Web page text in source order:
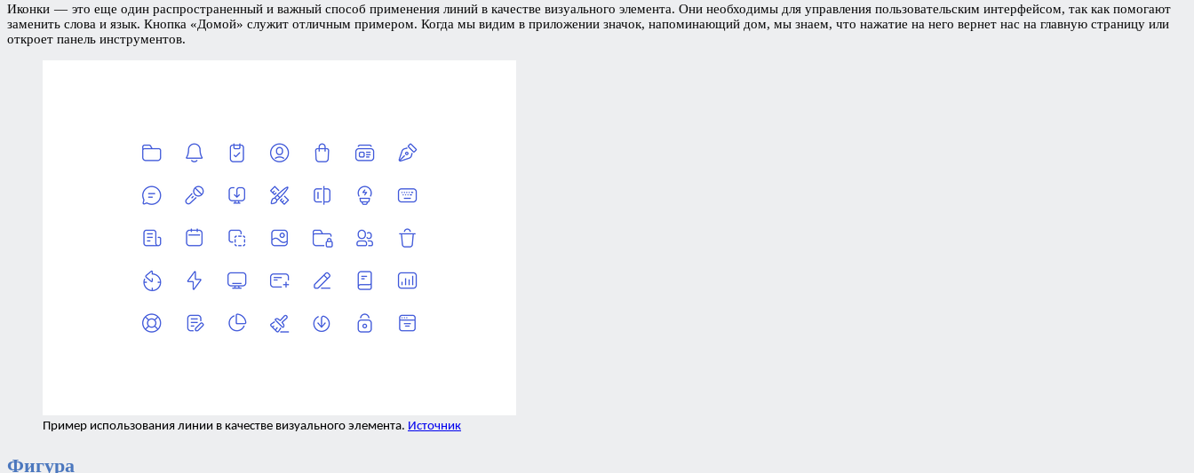
Иконки — это еще один распространенный и важный способ применения линий в качестве визуального элемента. Они необходимы для управления пользовательским интерфейсом, так как помогают
заменить слова и язык. Кнопка «Домой» служит отличным примером. Когда мы видим в приложении значок, напоминающий дом, мы знаем, что нажатие на него вернет нас на главную страницу или
откроет панель инструментов.
Пример использования линии в качестве визуального элемента. Источник
Фигура